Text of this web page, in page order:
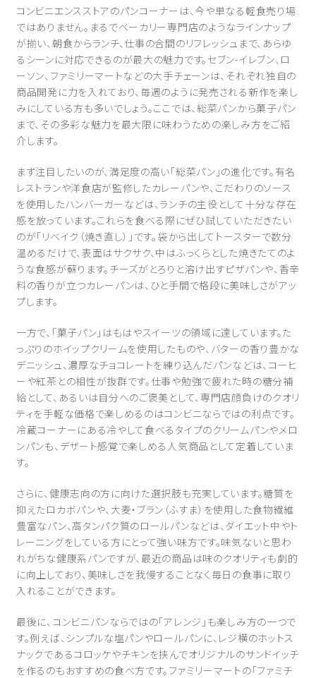
コンビニエンスストアのパンコーナーは、今や単なる軽食売り場
ではありません。まるでベーカリー専門店のようなラインナップ
が揃い、朝食からランチ、仕事の合間のリフレッシュまで、あらゆ
るシーンに対応できるのが最大の魅力です。セブン-イレブン、ロ
ーソン、ファミリーマートなどの大手チェーンは、それぞれ独自の
商品開発に力を入れており、毎週のように発売される新作を楽し
みにしている方も多いでしょう。ここでは、総菜パンから菓子パン
まで、その多彩な魅力を最大限に味わうための楽しみ方をご紹
介します。
まず注目したいのが、満足度の高い「総菜パン」の進化です。有名
レストランや洋食店が監修したカレーパンや、こだわりのソース
を使用したハンバーガーなどは、ランチの主役として十分な存在
感を放っています。これらを食べる際にぜひ試していただきたい
のが「リベイク（焼き直し）」です。袋から出してトースターで数分
温めるだけで、表面はサクサク、中はふっくらとした焼きたてのよ
うな食感が蘇ります。チーズがとろりと溶け出すピザパンや、香辛
料の香りが立つカレーパンは、ひと手間で格段に美味しさがアッ
プします。
一方で、「菓子パン」はもはやスイーツの領域に達しています。た
っぷりのホイップクリームを使用したものや、バターの香り豊かな
デニッシュ、濃厚なチョコレートを練り込んだパンなどは、コーヒ
ーや紅茶との相性が抜群です。仕事や勉強で疲れた時の糖分補
給として、あるいは自分へのご褒美として、専門店顔負けのクオリ
ティを手軽な価格で楽しめるのはコンビニならではの利点です。
冷蔵コーナーにある冷やして食べるタイプのクリームパンやメロ
ンパンも、デザート感覚で楽しめる人気商品として定着していま
す。
さらに、健康志向の方に向けた選択肢も充実しています。糖質を
抑えたロカボパンや、大麦・ブラン（ふすま）を使用した食物繊維
豊富なパン、高タンパク質のロールパンなどは、ダイエット中やト
レーニングをしている方にとって強い味方です。味気ないと思わ
れがちな健康系パンですが、最近の商品は味のクオリティも劇的
に向上しており、美味しさを我慢することなく毎日の食事に取り
入れることができます。
最後に、コンビニパンならではの「アレンジ」も楽しみ方の一つで
す。例えば、シンプルな塩パンやロールパンに、レジ横のホットス
ナックであるコロッケやチキンを挟んでオリジナルのサンドイッチ
を作るのもおすすめの食べ方です。ファミリーマートの「ファミチ